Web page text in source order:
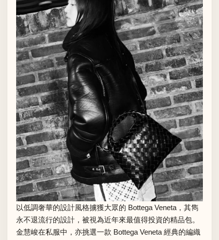
以低調奢華的設計風格擄獲大眾的 Bottega Veneta，其雋
永不退流行的設計，被視為近年來最值得投資的精品包。
金慧峻在私服中，亦挑選一款 Bottega Veneta 經典的編織